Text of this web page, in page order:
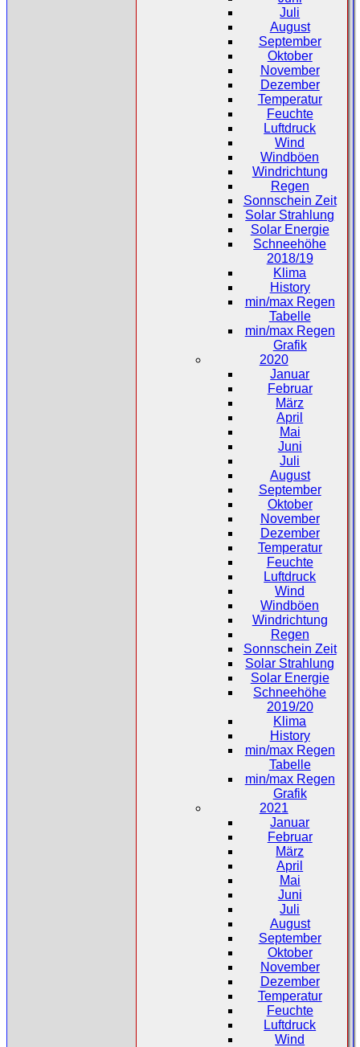
Juli
August
September
Oktober
November
Dezember
Temperatur
Feuchte
Luftdruck
Wind
Windböen
Windrichtung
Regen
Sonnschein Zeit
Solar Strahlung
Solar Energie
Schneehöhe
2018/19
Klima
History
min/max Regen
Tabelle
min/max Regen
Grafik
2020
Januar
Februar
März
April
Mai
Juni
Juli
August
September
Oktober
November
Dezember
Temperatur
Feuchte
Luftdruck
Wind
Windböen
Windrichtung
Regen
Sonnschein Zeit
Solar Strahlung
Solar Energie
Schneehöhe
2019/20
Klima
History
min/max Regen
Tabelle
min/max Regen
Grafik
2021
Januar
Februar
März
April
Mai
Juni
Juli
August
September
Oktober
November
Dezember
Temperatur
Feuchte
Luftdruck
Wind